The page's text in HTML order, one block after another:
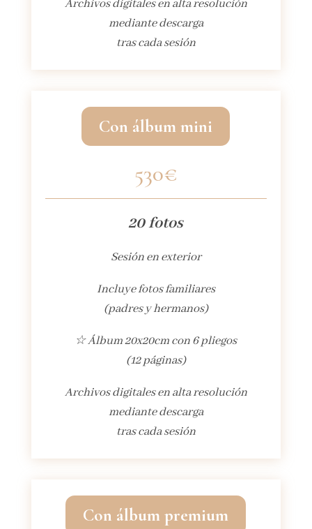
Archivos digitales en alta resolución
mediante descarga
tras cada sesión
Con álbum mini
530€
20 fotos
Sesión en exterior
Incluye fotos familiares
(padres y hermanos)
☆ Álbum 20x20cm con 6 pliegos
(12 páginas)
Archivos digitales en alta resolución
mediante descarga
tras cada sesión
Con álbum premium